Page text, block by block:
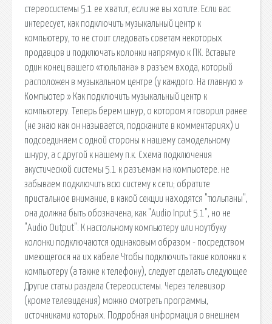
стереосистемы 5.1 ее хватит, если же вы хотите. Если вас
интересует, как подключить музыкальный центр к
компьютеру, то не стоит следовать советам некоторых
продавцов и подключать колонки напрямую к ПК. Вставьте
один конец вашего «тюльпана» в разъем входа, который
расположен в музыкальном центре (у каждого. На главную »
Компьютер » Как подключить музыкальный центр к
компьютеру. Теперь берем шнур, о котором я говорил ранее
(не знаю как он называется, подскажите в комментариях) и
подсоединяем с одной стороны к нашему самодельному
шнуру, а с другой к нашему п.к. Схема подключения
акустической системы 5.1 к разъемам на компьютере. не
забываем подключить всю систему к сети; обратите
пристальное внимание, в какой секции находятся "тюльпаны",
она должна быть обозначена, как "Audio Input 5.1", но не
"Audio Output". К настольному компьютеру или ноутбуку
колонки подключаются одинаковым образом - посредством
имеющегося на их кабеле Чтобы подключить такие колонки к
компьютеру (а также к телефону), следует сделать следующее
Другие статьи раздела Стереосистемы. Через телевизор
(кроме телевидения) можно смотреть программы,
источниками которых. Подробная информация о внешнем